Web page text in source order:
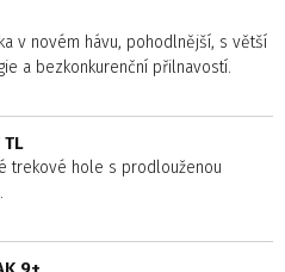
v novém hávu, pohodlnější, s větší
a bezkonkurenční přilnavostí.
TL
trekové hole s prodlouženou